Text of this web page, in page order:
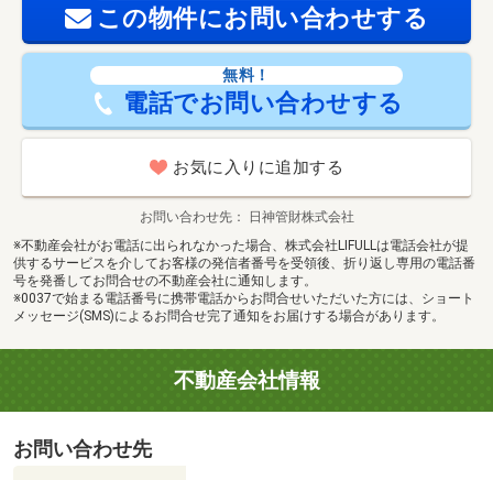
この物件にお問い合わせする
無料！
電話でお問い合わせする
お気に入りに追加する
お問い合わせ先
日神管財株式会社
※不動産会社がお電話に出られなかった場合、株式会社LIFULLは電話会社が提
供するサービスを介してお客様の発信者番号を受領後、折り返し専用の電話番
号を発番してお問合せの不動産会社に通知します。
※0037で始まる電話番号に携帯電話からお問合せいただいた方には、ショート
メッセージ(SMS)によるお問合せ完了通知をお届けする場合があります。
不動産会社情報
お問い合わせ先